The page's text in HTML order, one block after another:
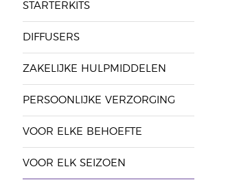
STARTERKITS
DIFFUSERS
ZAKELIJKE HULPMIDDELEN
PERSOONLIJKE VERZORGING
VOOR ELKE BEHOEFTE
VOOR ELK SEIZOEN